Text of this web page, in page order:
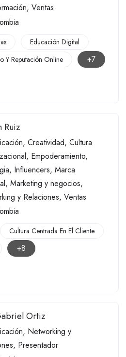
, Ventas
Educación Digital
Y Reputación Online
+7
Ruiz
, Creatividad, Cultura
, Empoderamiento,
, Influencers, Marca
, Marketing y negocios,
y Relaciones, Ventas
Cultura Centrada En El Cliente
+8
Ortiz
, Networking y
, Presentador